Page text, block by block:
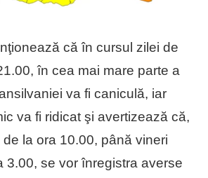
că în cursul zilei de
în cea mai mare parte a
va fi caniculă, iar
va fi ridicat şi avertizează că,
la ora 10.00, până vineri
3.00, se vor înregistra averse